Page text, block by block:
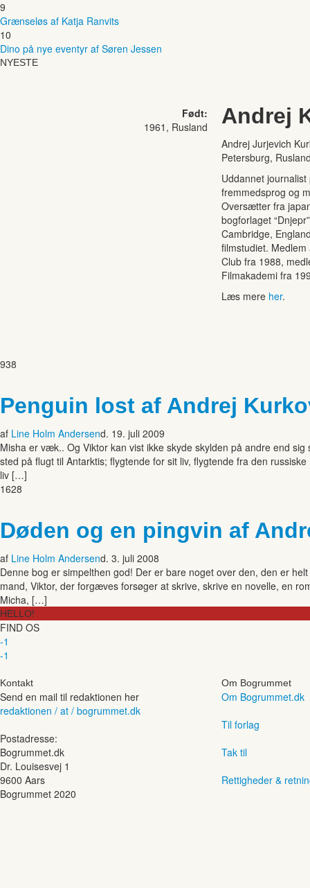
9
Grænseløs af Katja Ranvits
10
Dino på nye eventyr af Søren Jessen
NYESTE
Født:
1961, Rusland
Andrej
Andrej Jurjevich
Petersburg,
Uddannet
fremmedsprog og
Oversætter fra
bogforlaget
Cambridge,
filmstudiet.
Club fra 1988,
Filmakademi fra
Læs mere her.
938
Penguin lost af Andrej
af Line Holm Andersend. 19. juli 2009
Misha er væk.. Og Viktor kan vist ikke skyde skylden på andre end
sted på flugt til Antarktis; flygtende for sit liv, flygtende fra den
liv […]
1628
Døden og en pingvin af
af Line Holm Andersend. 3. juli 2008
Denne bog er simpelthen god! Der er bare noget over den, den er
mand, Viktor, der forgæves forsøger at skrive, skrive en novelle, en
Micha, […]
HELLO!
FIND OS
-1
-1
Kontakt
Send en mail til redaktionen her
redaktionen / at / bogrummet.dk
Postadresse:
Bogrummet.dk
Dr. Louisesvej 1
9600 Aars
Om Bogrummet
Om Bogrummet.dk
Til forlag
Tak til
Rettigheder &
Bogrummet 2020